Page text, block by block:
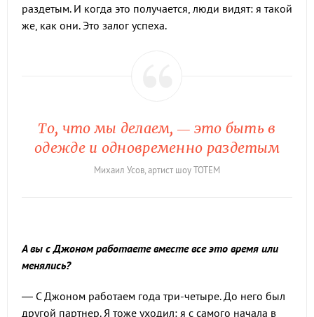
раздетым. И когда это получается, люди видят: я такой
же, как они. Это залог успеха.
То, что мы делаем, — это быть в
одежде и одновременно раздетым
Михаил Усов, артист шоу TOTEM
А вы с Джоном работаете вместе все это время или
менялись?
— С Джоном работаем года три-четыре. До него был
другой партнер. Я тоже уходил: я с самого начала в